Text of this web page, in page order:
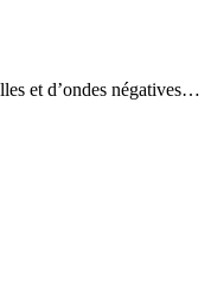
et d’ondes négatives…